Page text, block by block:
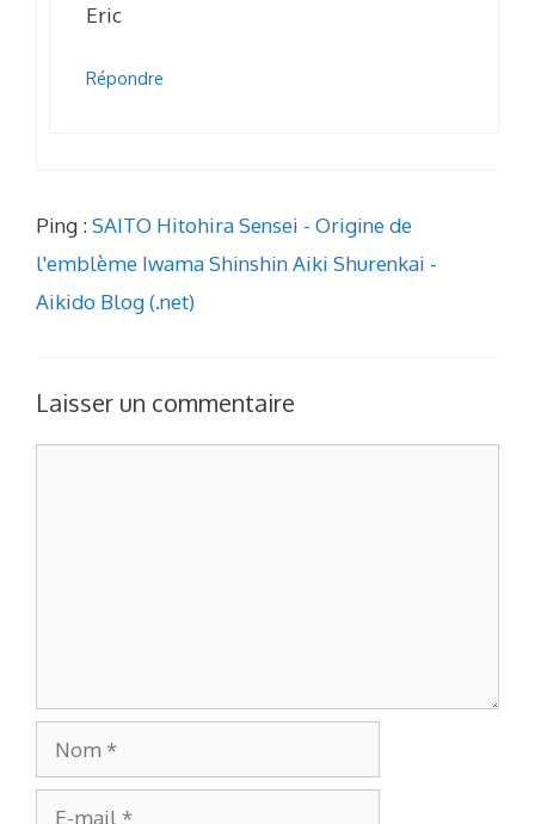
Eric
Répondre
Ping :SAITO Hitohira Sensei - Origine de
l'emblème Iwama Shinshin Aiki Shurenkai -
Aikido Blog (.net)
Laisser un commentaire
Nom